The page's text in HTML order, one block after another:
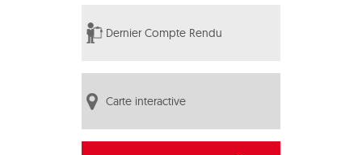
Dernier Compte Rendu
Carte interactive